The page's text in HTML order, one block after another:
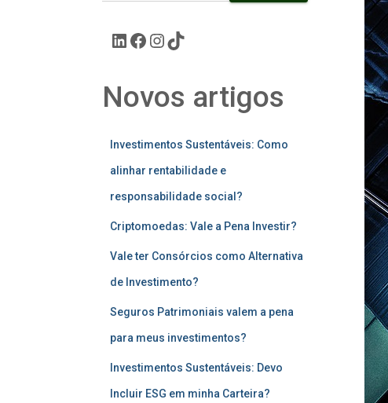
Novos artigos
Investimentos Sustentáveis: Como
alinhar rentabilidade e
responsabilidade social?
Criptomoedas: Vale a Pena Investir?
Vale ter Consórcios como Alternativa
de Investimento?
Seguros Patrimoniais valem a pena
para meus investimentos?
Investimentos Sustentáveis: Devo
Incluir ESG em minha Carteira?